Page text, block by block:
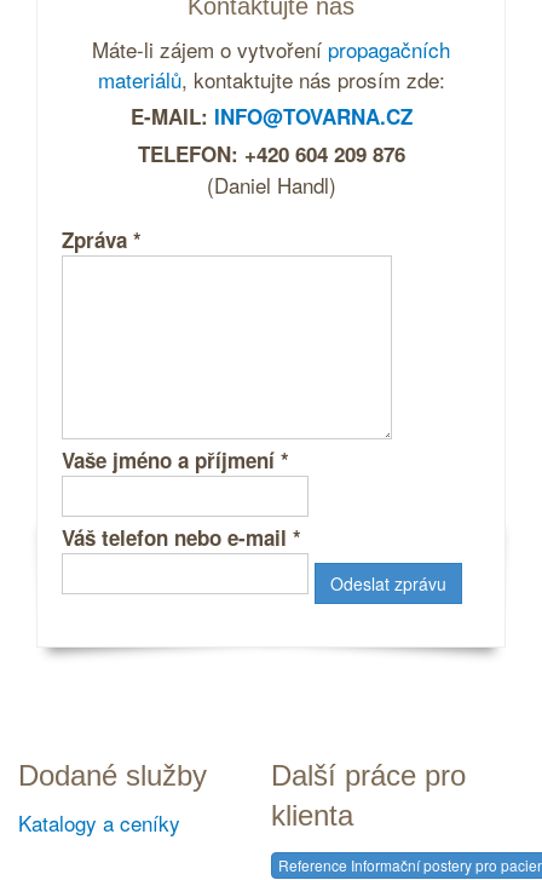
Kontaktujte nás
Máte-li zájem o vytvoření propagačních
materiálů, kontaktujte nás prosím zde:
E-MAIL: INFO@TOVARNA.CZ
TELEFON: +420 604 209 876
(Daniel Handl)
Zpráva *
Vaše jméno a příjmení *
Váš telefon nebo e-mail *
Dodané služby
Katalogy a ceníky
Další práce pro
klienta
Reference Informační postery pro